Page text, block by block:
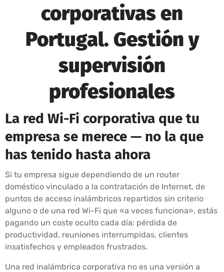
corporativas en
Portugal. Gestión y
supervisión
profesionales
La red Wi-Fi corporativa que tu
empresa se merece — no la que
has tenido hasta ahora
Si tu empresa sigue dependiendo de un router
doméstico vinculado a la contratación de Internet, de
puntos de acceso inalámbricos repartidos sin criterio
alguno o de una red Wi-Fi que «a veces funciona», estás
pagando un coste oculto cada día: pérdida de
productividad, reuniones interrumpidas, clientes
insatisfechos y empleados frustrados.
Una red inalámbrica corporativa no es una versión a